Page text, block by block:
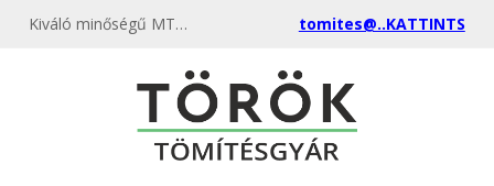
Kiváló minőségű MTZ olajteknő tömítés KICSI első 240-1401059 kedvező áron, egyenest a gyártótól, rendeld meg most és csatlakozz a több ezer elégedett vásárlóhoz. tomites@..KATTINTS